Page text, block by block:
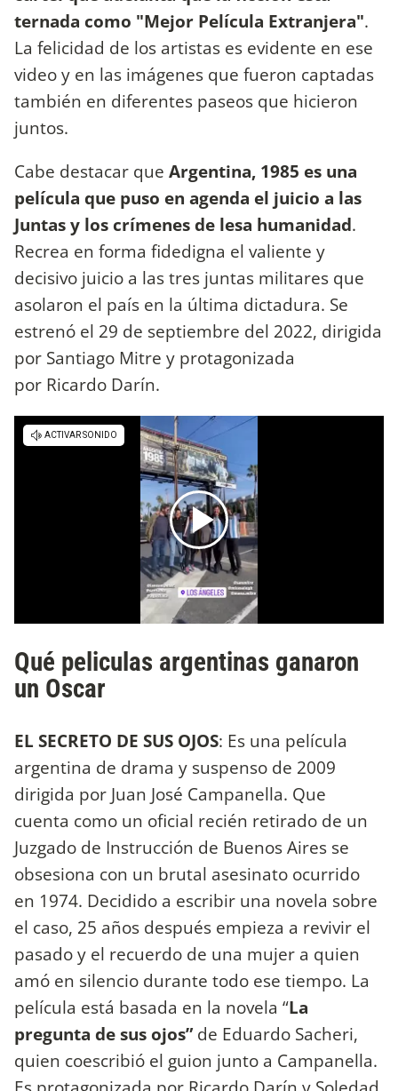
ternada como "Mejor Película Extranjera".
La felicidad de los artistas es evidente en ese
video y en las imágenes que fueron captadas
también en diferentes paseos que hicieron
juntos.
Cabe destacar que Argentina, 1985 es una
película que puso en agenda el juicio a las
Juntas y los crímenes de lesa humanidad.
Recrea en forma fidedigna el valiente y
decisivo juicio a las tres juntas militares que
asolaron el país en la última dictadura. Se
estrenó el 29 de septiembre del 2022, dirigida
por Santiago Mitre y protagonizada
por Ricardo Darín.
Qué peliculas argentinas ganaron
un Oscar
EL SECRETO DE SUS OJOS: Es una película
argentina de drama y suspenso de 2009
dirigida por Juan José Campanella. Que
cuenta como un oficial recién retirado de un
Juzgado de Instrucción de Buenos Aires se
obsesiona con un brutal asesinato ocurrido
en 1974. Decidido a escribir una novela sobre
el caso, 25 años después empieza a revivir el
pasado y el recuerdo de una mujer a quien
amó en silencio durante todo ese tiempo. La
película está basada en la novela “La
pregunta de sus ojos”de Eduardo Sacheri,
quien coescribió el guion junto a Campanella.